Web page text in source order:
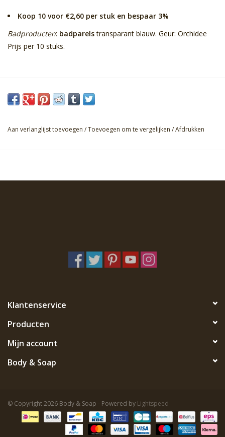
Koop 10 voor €2,60 per stuk en bespaar 3%
Badproducten: badparelstransparant blauw. Geur: Orchidee
Prijs per 10 stuks.
Aan verlanglijst toevoegen /Toevoegen om te vergelijken /Afdrukken
Klantenservice
Producten
Mijn account
Body & Soap
© Copyright 2026 Body & Soap - Powered by Lightspeed